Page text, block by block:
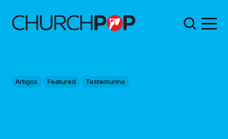
Artigos Featured Testemunho